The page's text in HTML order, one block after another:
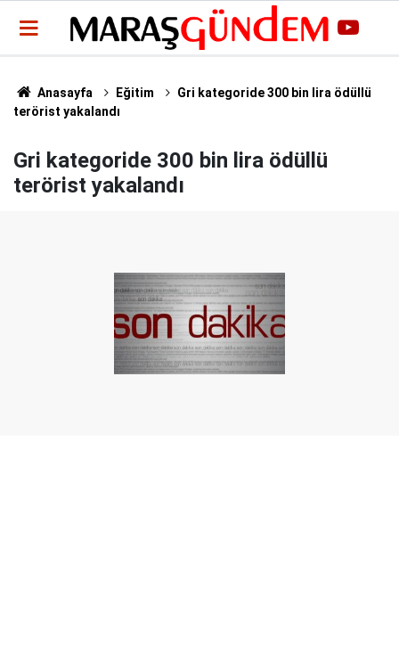
Anasayfa Eğitim
Gri kategoride 300 bin lira ödüllü
terörist yakalandı
Gri kategoride 300 bin lira ödüllü
terörist yakalandı